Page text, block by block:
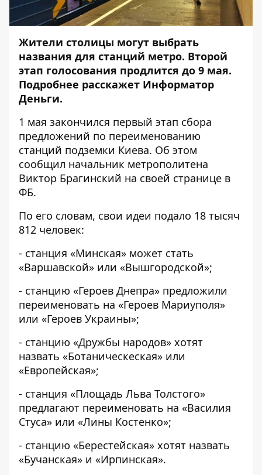
Жители столицы могут выбрать
названия для станций метро. Второй
этап голосования продлится до 9 мая.
Подробнее расскажет Информатор
Деньги.
1 мая закончился первый этап сбора
предложений по переименованию
станций подземки Киева. Об этом
сообщил начальник метрополитена
Виктор Брагинский на своей странице в
ФБ.
По его словам, свои идеи подало 18 тысяч
812 человек:
- станция «Минская» может стать
«Варшавской» или «Вышгородской»;
- станцию​ «Героев Днепра» предложили
переименовать на «Героев Мариуполя»
или «Героев Украины»;
- станцию «Дружбы народов» хотят
назвать «Ботаническеская» или
«Европейская»;
- станция «Площадь Льва Толстого»
предлагают переименовать на «Василия
Стуса» или «Лины Костенко»;
- станцию «Берестейская» хотят назвать
«Бучанская» и «Ирпинская».